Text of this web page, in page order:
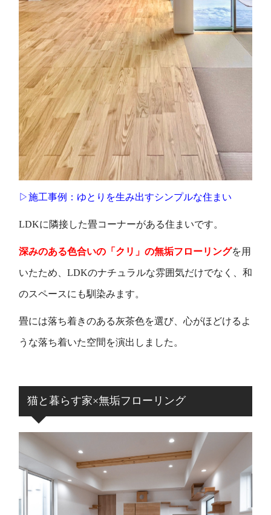
▷施工事例：ゆとりを生み出すシンプルな住まい
LDKに隣接した畳コーナーがある住まいです。
深みのある色合いの「クリ」の無垢フローリングを用
いたため、LDKのナチュラルな雰囲気だけでなく、和
のスペースにも馴染みます。
畳には落ち着きのある灰茶色を選び、心がほどけるよ
うな落ち着いた空間を演出しました。
猫と暮らす家×無垢フローリング